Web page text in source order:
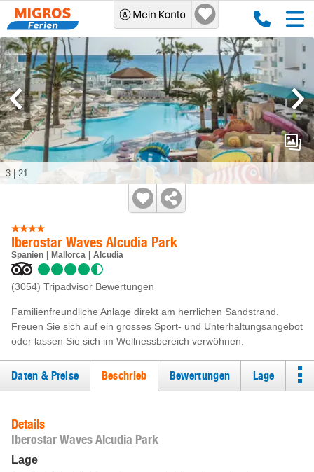
Iberostar Waves Alcudia Park
Spanien Mallorca Alcudia
(3054) Tripadvisor Bewertungen
Familienfreundliche Anlage direkt am herrlichen Sandstrand.
Freuen Sie sich auf ein grosses Sport- und Unterhaltungsangebot
oder lassen Sie sich im Wellnessbereich verwöhnen.
3 21
Daten & Preise Beschrieb Bewertungen Lage
Details
Iberostar Waves Alcudia Park
Lage